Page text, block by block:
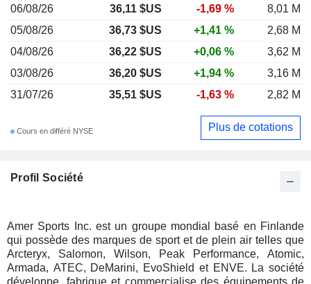
Profil Société
Amer Sports Inc. est un groupe mondial basé en Finlande
qui possède des marques de sport et de plein air telles que
Arcteryx, Salomon, Wilson, Peak Performance, Atomic,
Armada, ATEC, DeMarini, EvoShield et ENVE. La société
développe, fabrique et commercialise des équipements de
06/08/26
36,11 $US -1,69 %
8,01 M
05/08/26
36,73 $US +1,41 %
2,68 M
04/08/26
36,22 $US +0,06 %
3,62 M
03/08/26
36,20 $US +1,94 %
3,16 M
31/07/26
35,51 $US -1,63 % 2,82 M
Cours en différé NYSE Plus de cotations